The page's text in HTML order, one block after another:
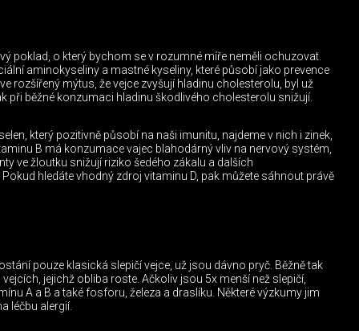
poklad, o který bychom se v rozumné míře neměli ochuzovat.
aminokyseliny a mastné kyseliny, které působí jako prevence
rozšířený mýtus, že vejce zvyšují hladinu cholesterolu, byl už
při běžné konzumaci hladinu škodlivého cholesterolu snižují.
který pozitivně působí na naši imunitu, najdeme v nich i zinek,
B má konzumace vajec blahodárný vliv na nervový systém,
ve žloutku snižují riziko šedého zákalu a dalších
hledáte vhodný zdroj vitaminu D, pak můžete sáhnout právě
pouze klasická slepičí vejce, už jsou dávno pryč. Běžně tak
jejichž obliba roste. Ačkoliv jsou 5x menší než slepičí,
A a B a také fosforu, železa a draslíku. Některé výzkumy jim
léčbu alergií.